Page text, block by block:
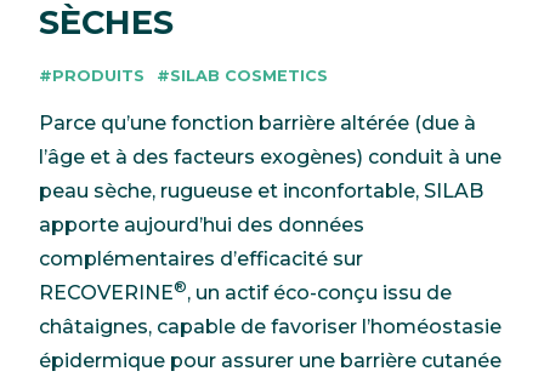
SÈCHES
#PRODUITS #SILAB COSMETICS
Parce qu’une fonction barrière altérée (due à
l’âge et à des facteurs exogènes) conduit à une
peau sèche, rugueuse et inconfortable, SILAB
apporte aujourd’hui des données
complémentaires d’efficacité sur
RECOVERINE®, un actif éco-conçu issu de
châtaignes, capable de favoriser l’homéostasie
épidermique pour assurer une barrière cutanée